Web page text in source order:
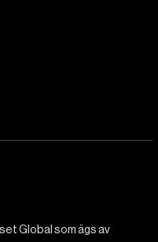
Global som ägs av